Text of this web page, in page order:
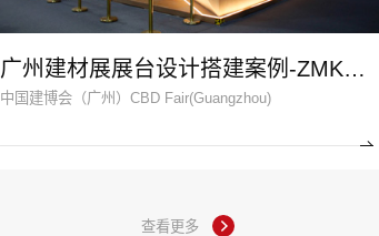
广州建材展展台设计搭建案例-ZMKM芝麻开门
中国建博会（广州）CBD Fair(Guangzhou)
查看更多